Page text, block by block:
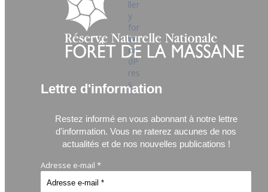
Lettre d'information
Restez informé en vous abonnant à notre lettre
d'information. Vous ne raterez aucunes de nos
actualités et de nos nouvelles publications !
Adresse e-mail *